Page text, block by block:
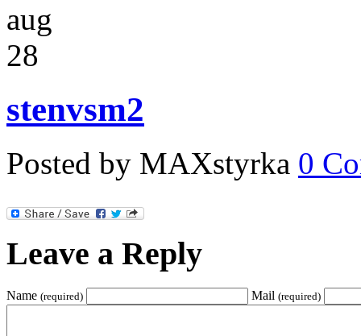
aug
28
stenvsm2
Posted by MAXstyrka 0
Leave a Reply
Name (required) Mail (required)